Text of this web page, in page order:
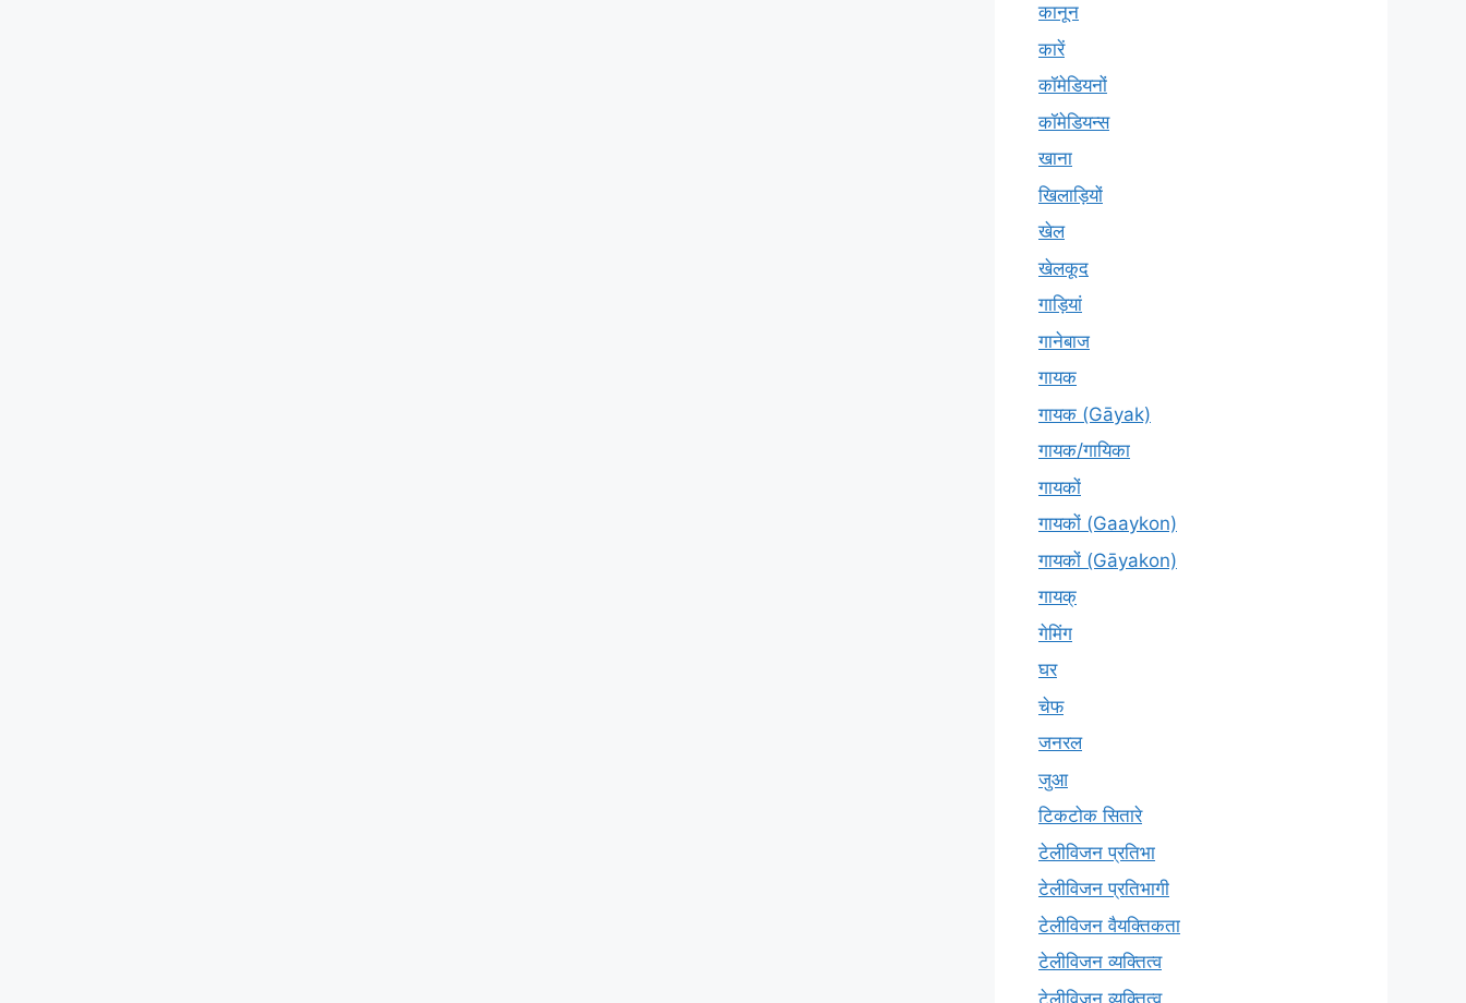
कानून
कारें
कॉमेडियनों
कॉमेडियन्स
खाना
खिलाड़ियों
खेल
खेलकूद
गाड़ियां
गानेबाज
गायक
गायक (Gāyak)
गायक/गायिका
गायकों
गायकों (Gaaykon)
गायकों (Gāyakon)
गायक्
गेमिंग
घर
चेफ
जनरल
जुआ
टिकटोक सितारे
टेलीविजन प्रतिभा
टेलीविजन प्रतिभागी
टेलीविजन वैयक्तिकता
टेलीविजन व्यक्तित्व
टेलीविज़न व्यक्तित्व